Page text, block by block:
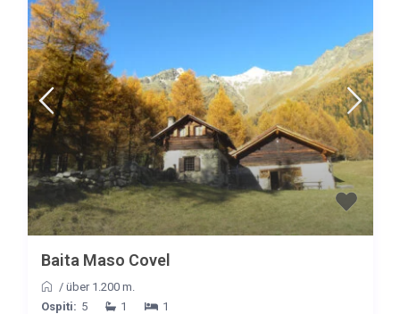
Baita Maso Covel
/ über 1.200 m.
Ospiti: 5 1 1